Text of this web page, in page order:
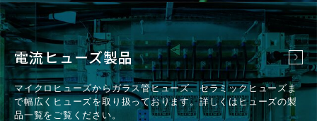
電流ヒューズ製品
マイクロヒューズからガラス管ヒューズ、セラミックヒューズま
で幅広くヒューズを取り扱っております。詳しくはヒューズの製
品一覧をご覧ください。